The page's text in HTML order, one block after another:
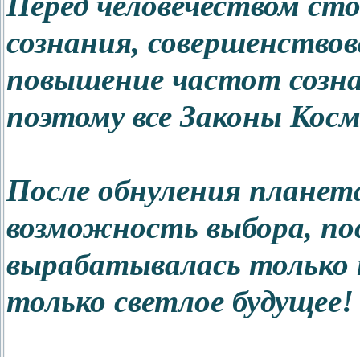
сознания,
повышение частот
поэтому все Законы
После обнуления
возможность выбора,
вырабатывалась
только светлое будущее!